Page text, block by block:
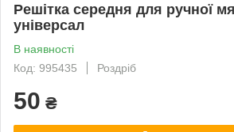
Решітка середня для ручної
універсал
В наявності
Код: 995435
Роздріб
50 ₴